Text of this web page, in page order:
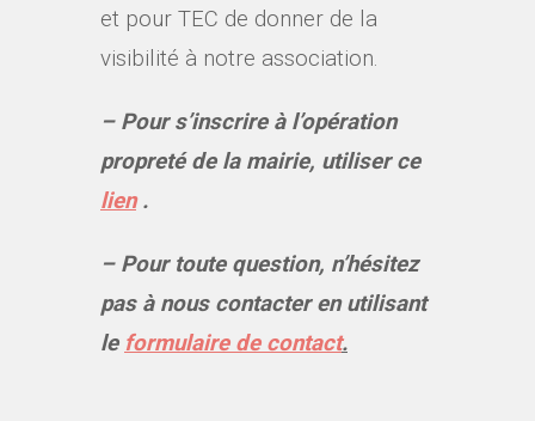
et pour TEC de donner de la
visibilité à notre association.
– Pour s’inscrire à l’opération
propreté de la mairie, utiliser ce
lien .
– Pour toute question, n’hésitez
pas à nous contacter en utilisant
le formulaire de contact.